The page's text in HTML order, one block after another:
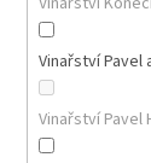
nabídka
Poslední
láhve
skladem
Vinařství Pavel
Vinařství Pavel